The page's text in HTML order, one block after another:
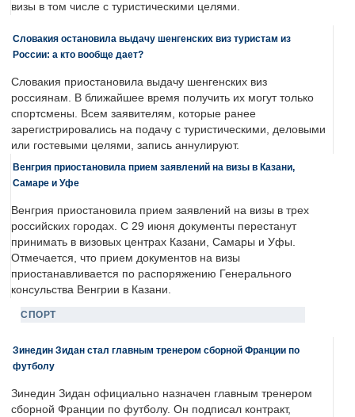
визы в том числе с туристическими целями.
Словакия остановила выдачу шенгенских виз туристам из
России: а кто вообще дает?
Словакия приостановила выдачу шенгенских виз
россиянам. В ближайшее время получить их могут только
спортсмены. Всем заявителям, которые ранее
зарегистрировались на подачу с туристическими, деловыми
или гостевыми целями, запись аннулируют.
Венгрия приостановила прием заявлений на визы в Казани,
Самаре и Уфе
Венгрия приостановила прием заявлений на визы в трех
российских городах. С 29 июня документы перестанут
принимать в визовых центрах Казани, Самары и Уфы.
Отмечается, что прием документов на визы
приостанавливается по распоряжению Генерального
консульства Венгрии в Казани.
СПОРТ
Зинедин Зидан стал главным тренером сборной Франции по
футболу
Зинедин Зидан официально назначен главным тренером
сборной Франции по футболу. Он подписал контракт,